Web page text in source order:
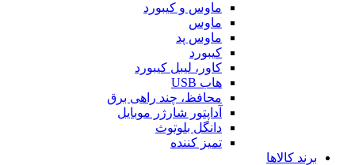
ماوس و کیبورد
ماوس
ماوس پد
کیبورد
کاور، لیبل کیبورد
هاب USB
محافظ، چند راهی برق
آداپتور شارژر موبایل
دانگل بلوتوث
تمیز کننده
برند کالاها